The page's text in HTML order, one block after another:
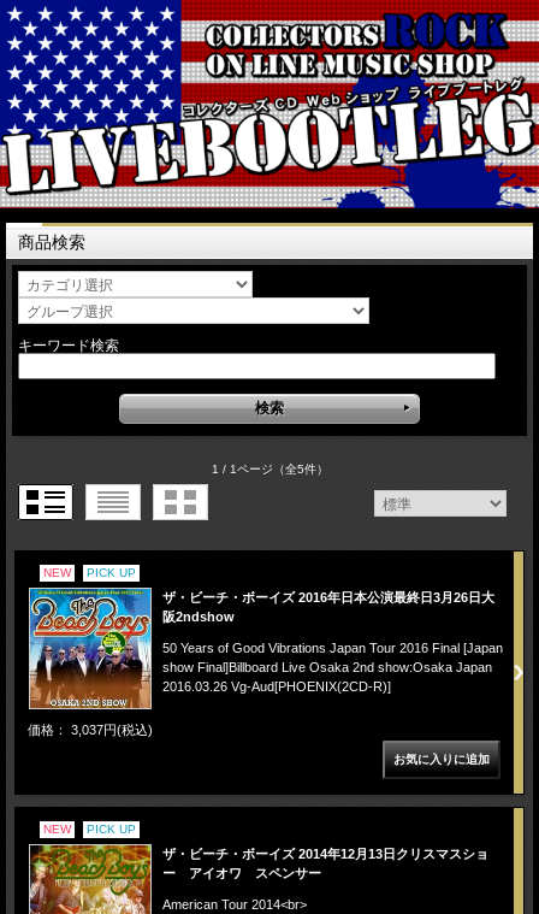
商品検索
キーワード検索
1 / 1ページ（全5件）
NEW PICK UP
ザ・ビーチ・ボーイズ 2016年日本公演最終日3月26日大
阪2ndshow
50 Years of Good Vibrations Japan Tour 2016 Final [Japan
show Final]Billboard Live Osaka 2nd show:Osaka Japan
2016.03.26 Vg-Aud[PHOENIX(2CD-R)]
価格： 3,037円(税込)
NEW PICK UP
ザ・ビーチ・ボーイズ 2014年12月13日クリスマスショ
ー アイオワ スペンサー
American Tour 2014<br>